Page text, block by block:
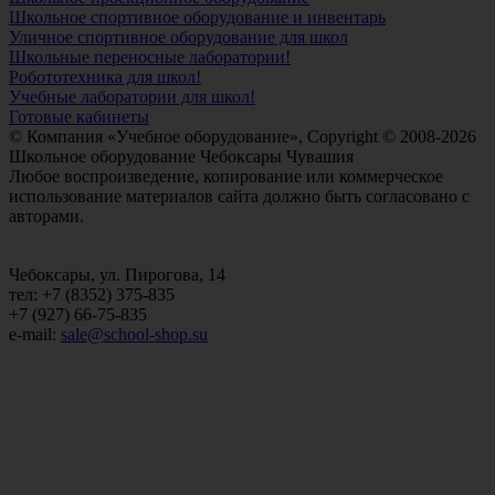
Школьное спортивное оборудование и инвентарь
Уличное спортивное оборудование для школ
Школьные переносные лаборатории!
Робототехника для школ!
Учебные лаборатории для школ!
Готовые кабинеты
© Компания «Учебное оборудование», Copyright © 2008-2026
Школьное оборудование Чебоксары Чувашия
Любое воспроизведение, копирование или коммерческое
использование материалов сайта должно быть согласовано с
авторами.
Чебоксары, ул. Пирогова, 14
тел: +7 (8352) 375-835
+7 (927) 66-75-835
e-mail: sale@school-shop.su